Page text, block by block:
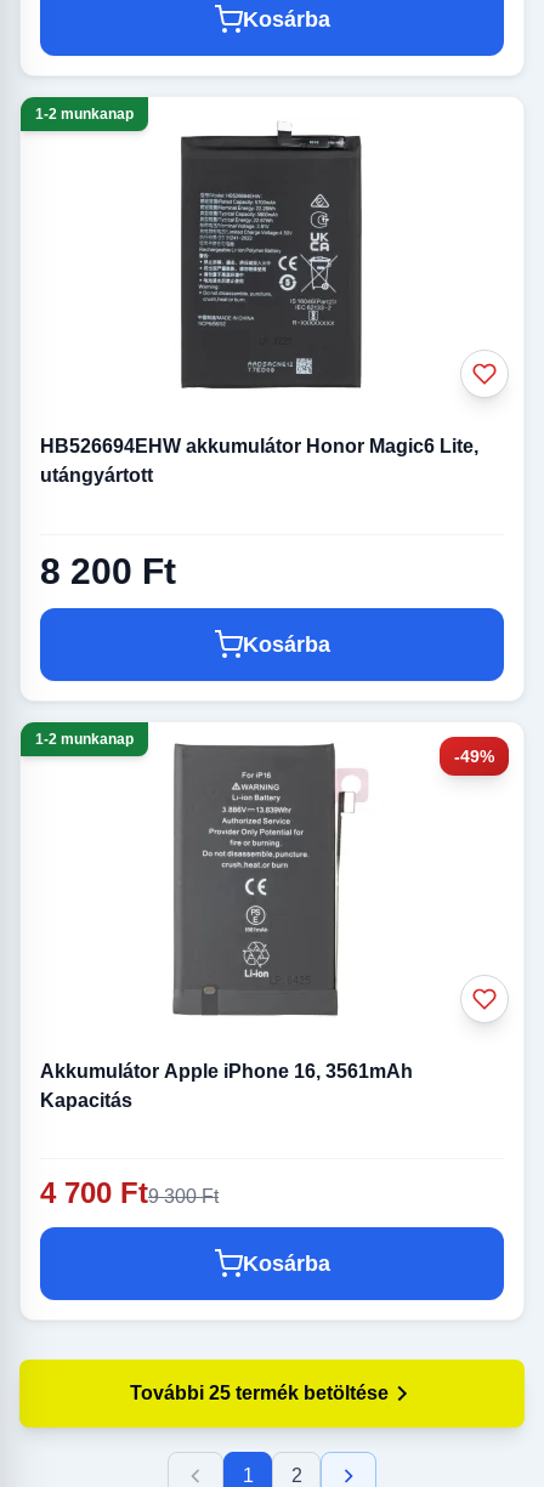
Kosárba
1-2 munkanap
HB526694EHW akkumulátor Honor Magic6 Lite,
utángyártott
8 200 Ft
Kosárba
-49%
1-2 munkanap
Akkumulátor Apple iPhone 16, 3561mAh
Kapacitás
4 700 Ft9 300 Ft
Kosárba
További 25 termék betöltése
1 2